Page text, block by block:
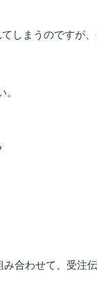
しまうのですが
合わせて、受注